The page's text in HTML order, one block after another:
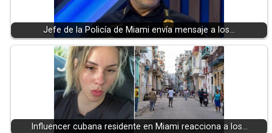
Jefe de la Policía de Miami envía mensaje a los…
Influencer cubana residente en Miami reacciona a los…